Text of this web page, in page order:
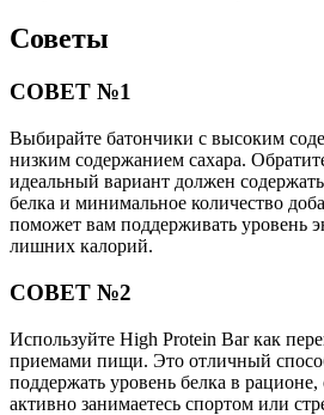
Советы
СОВЕТ №1
Выбирайте батончики с высоким
низким содержанием сахара.
идеальный вариант должен
белка и минимальное количество
поможет вам поддерживать уровень
лишних калорий.
СОВЕТ №2
Используйте High Protein Bar как
приемами пищи. Это отличный
поддержать уровень белка в
активно занимаетесь спортом или